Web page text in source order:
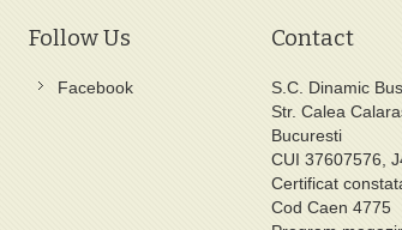
Follow Us
Facebook
Contact
S.C. Dinamic
Str. Calea
Bucuresti
CUI 37607576,
Certificat
Cod Caen 4775